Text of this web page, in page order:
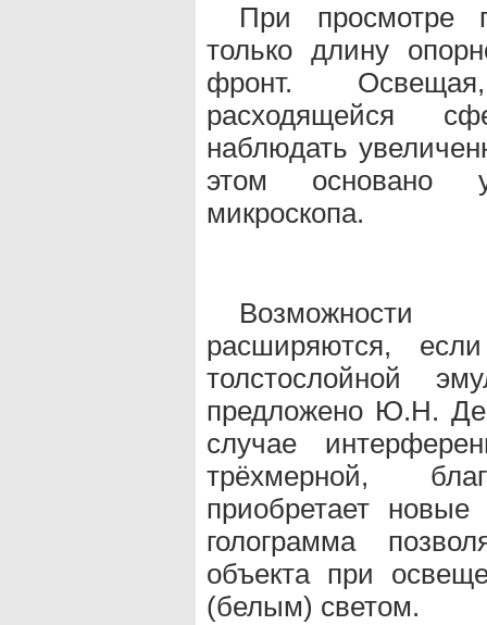
При просмотре
только длину
фронт.
расходящейся
наблюдать
этом основано
микроскопа.
Возможности
расширяются,
толстослойной
предложено Ю.Н.
случае
трёхмерной,
приобретает
голограмма
объекта при
(белым) светом.